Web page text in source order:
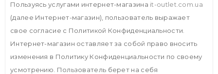
Пользуясь услугами интернет-магазина it-outlet.com.ua
(далее Интернет-магазин), пользователь выражает
свое согласие с Политикой Конфиденциальности.
Интернет-магазин оставляет за собой право вносить
изменения в Политику Конфиденциальности по своему
усмотрению. Пользователь берет на себя